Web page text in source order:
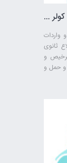
ثبت سفارش و واردات واحدهای داخلی و خارجی کولر های دو تکه (اسپیلت) – تهران پیشرو – شرکت ترخیص کالا
واردات
ثانوی
ترخیص و
و حمل ‌و